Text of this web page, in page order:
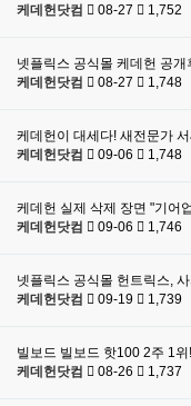
케데헌닷컴
08-27 1,752
넷플릭스 공식몰 케데헌 공
케데헌닷컴
08-27 1,748
케데헌이 대세다! 새전문가
케데헌닷컴
09-06 1,748
케데헌 실제 삭제 장면 "기어
케데헌닷컴
09-06 1,746
넷플릭스 공식몰 헌트릭스,
케데헌닷컴
09-19 1,739
빌보드 빌보드 핫100 2주 1
케데헌닷컴
08-26 1,737